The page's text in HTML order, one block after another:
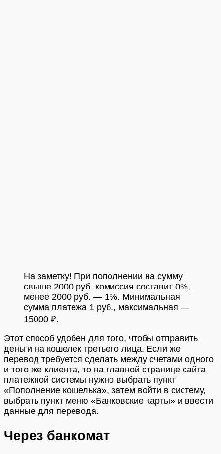
На заметку! При пополнении на сумму
свыше 2000 руб. комиссия составит 0%,
менее 2000 руб. — 1%. Минимальная
сумма платежа 1 руб., максимальная —
15000 ₽.
Этот способ удобен для того, чтобы отправить
деньги на кошелек третьего лица. Если же
перевод требуется сделать между счетами одного
и того же клиента, то на главной странице сайта
платежной системы нужно выбрать пункт
«Пополнение кошелька», затем войти в систему,
выбрать пункт меню «Банковские карты» и ввести
данные для перевода.
Через банкомат